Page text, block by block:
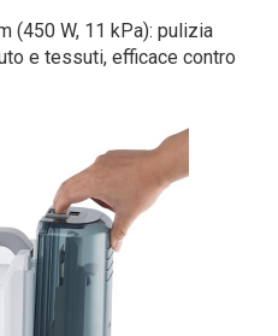
(450 W, 11 kPa): pulizia
e tessuti, efficace contro